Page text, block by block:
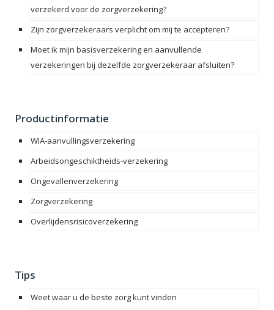
verzekerd voor de zorgverzekering?
Zijn zorgverzekeraars verplicht om mij te accepteren?
Moet ik mijn basisverzekering en aanvullende
verzekeringen bij dezelfde zorgverzekeraar afsluiten?
Productinformatie
WIA-aanvullingsverzekering
Arbeidsongeschiktheids-verzekering
Ongevallenverzekering
Zorgverzekering
Overlijdensrisicoverzekering
Tips
Weet waar u de beste zorg kunt vinden